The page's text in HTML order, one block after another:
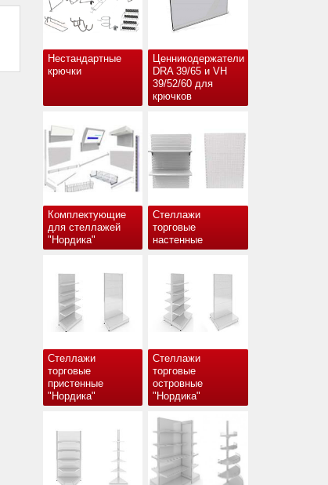
Нестандартные
крючки
Ценникодержатели
DRA 39/65 и VH
39/52/60 для
крючков
Комплектующие
для стеллажей
"Нордика"
Стеллажи
торговые
настенные
Стеллажи
торговые
пристенные
"Нордика"
Стеллажи
торговые
островные
"Нордика"